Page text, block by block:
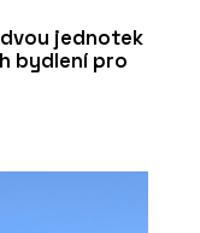
jednotek
bydlení pro